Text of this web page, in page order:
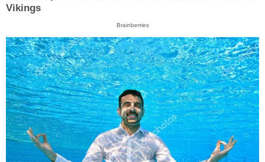
Vikings
Brainberries